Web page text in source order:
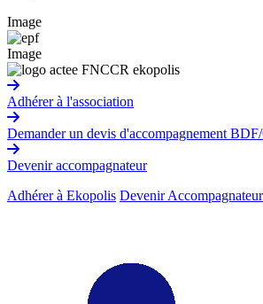
Image
Image
Adhérer à l'association
Demander un devis d'accompagnement
Devenir accompagnateur
Adhérer à Ekopolis Devenir Accompagnateur